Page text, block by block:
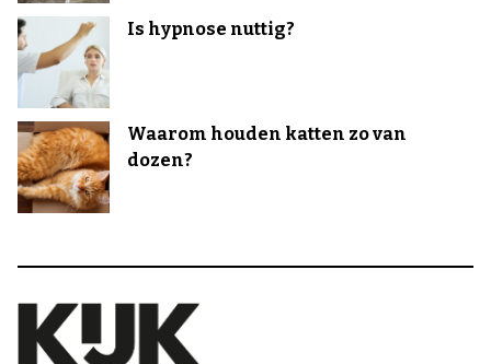
Is hypnose nuttig?
Waarom houden katten zo van
dozen?